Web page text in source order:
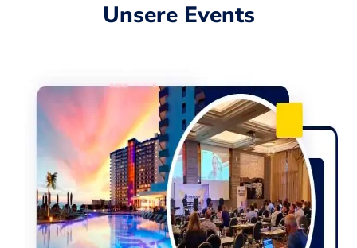
Unsere Events